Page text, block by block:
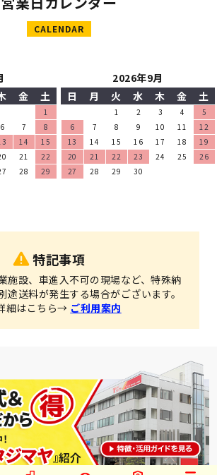
CALENDAR
金 土
1
6 7
8
14
15
21
22
28
29
2026年9月
日
月 火 水 木 金 土
1 2 3 4
5
6
7 8 9 10 11
12
13
14 15 16 17 18
19
20
21 22 23 24 25
26
27
28 29 30
特記事項
施設、車進入不可の現場など、特殊納
途送料が発生する場合がございます。
細はこちら→ ご利用案内